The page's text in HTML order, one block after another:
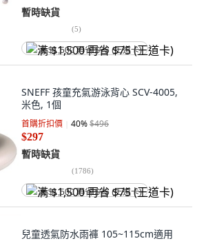
暫時缺貨
(5)
满 $1,500 再省 $75 (王道卡)
SNEFF 孩童充氣游泳背心 SCV-4005,
米色, 1個
首購折扣價 40%$496
$297
暫時缺貨
(1786)
满 $1,500 再省 $75 (王道卡)
兒童透氣防水雨褲 105~115cm適用